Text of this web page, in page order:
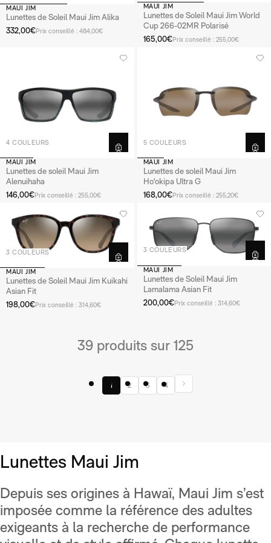
MAUI JIM
Lunettes de Soleil Maui Jim Alika
332,00€Prix conseillé : 484,00€
MAUI JIM
Lunettes de Soleil Maui Jim World
Cup 266-02MR Polarisé
165,00€Prix conseillé : 255,00€
4 COULEURS
MAUI JIM
Lunettes de soleil Maui Jim
Alenuihaha
146,00€Prix conseillé : 255,00€
5 COULEURS
MAUI JIM
Lunettes de soleil Maui Jim
Ho'okipa Ultra G
168,00€Prix conseillé : 255,20€
3 COULEURS
MAUI JIM
Lunettes de Soleil Maui Jim Kuikahi
Asian Fit
198,00€Prix conseillé : 314,60€
3 COULEURS
MAUI JIM
Lunettes de Soleil Maui Jim
Lamalama Asian Fit
200,00€Prix conseillé : 314,60€
39 produits sur 125
1 2 3 4
Lunettes Maui Jim
Depuis ses origines à Hawaï, Maui Jim s’est
imposée comme la référence des adultes
exigeants à la recherche de performance